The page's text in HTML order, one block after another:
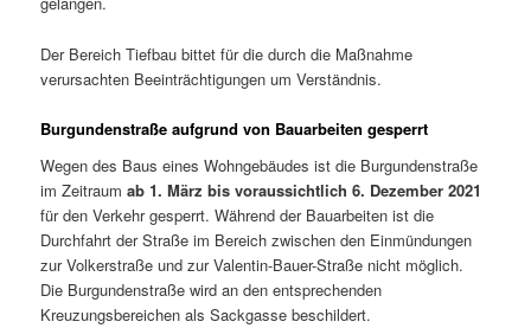
Der Bereich Tiefbau bittet für die durch die Maßnahme
verursachten Beeinträchtigungen um Verständnis.
Burgundenstraße aufgrund von Bauarbeiten gesperrt
Wegen des Baus eines Wohngebäudes ist die Burgundenstraße
im Zeitraumab 1. März bis voraussichtlich 6. Dezember 2021
für den Verkehr gesperrt. Während der Bauarbeiten ist die
Durchfahrt der Straße im Bereich zwischen den Einmündungen
zur Volkerstraße und zur Valentin-Bauer-Straße nicht möglich.
Die Burgundenstraße wird an den entsprechenden
Kreuzungsbereichen als Sackgasse beschildert.